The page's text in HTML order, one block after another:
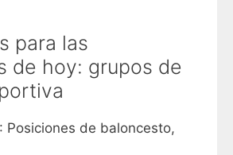
para las
de hoy: grupos de
: Posiciones de baloncesto,